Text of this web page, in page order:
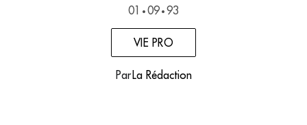
01 • 09 • 93
VIE PRO
Par La Rédaction